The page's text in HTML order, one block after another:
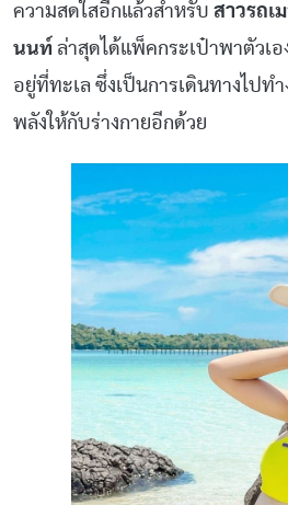
ความสดใสอีกแล้วสำหรับ สาวรถเ
นนท์ ล่าสุดได้แพ็คกระเป๋าพาตัวเ
อยู่ที่ทะเล ซึ่งเป็นการเดินทางไปท
พลังให้กับร่างกายอีกด้วย